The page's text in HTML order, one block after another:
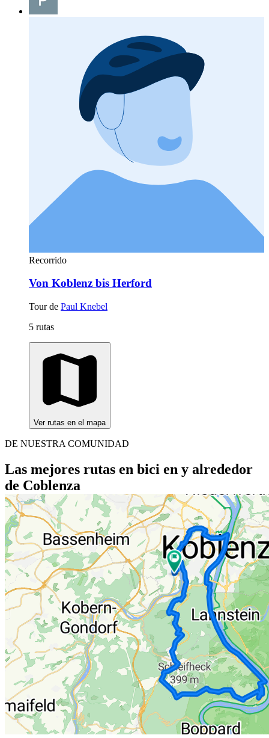
Recorrido
Von Koblenz bis Herford
Tour de Paul Knebel
5 rutas
Ver rutas en el mapa
DE NUESTRA COMUNIDAD
Las mejores rutas en bici en y alrededor
de Coblenza